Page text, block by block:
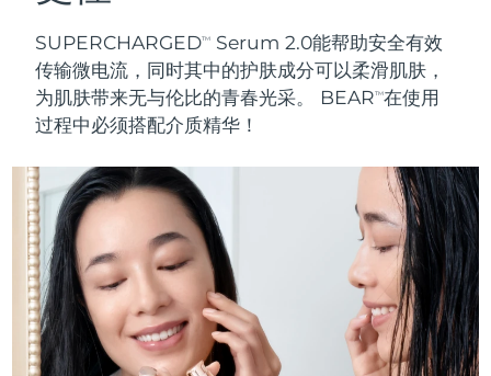
SUPERCHARGEDTM
Serum 2.0能帮助安全有效
传输微电流，同时其中的护肤成分可以柔滑肌肤，
为肌肤带来无与伦比的青春光采。 BEARTM在使用
过程中必须搭配介质精华 ！